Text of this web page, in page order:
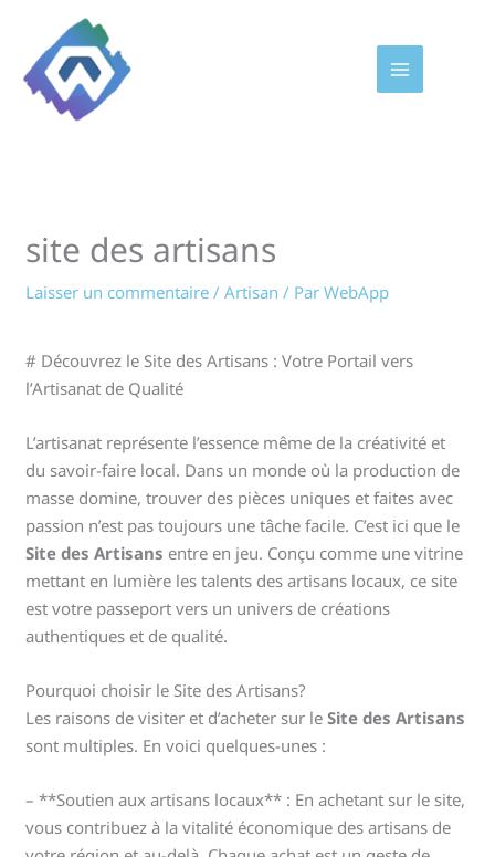
contenu
site des artisans
Laisser un commentaire /Artisan / ParWebApp
# Découvrez le Site des Artisans : Votre Portail vers
l’Artisanat de Qualité
L’artisanat représente l’essence même de la créativité et
du savoir-faire local. Dans un monde où la production de
masse domine, trouver des pièces uniques et faites avec
passion n’est pas toujours une tâche facile. C’est ici que le
Site des Artisans entre en jeu. Conçu comme une vitrine
mettant en lumière les talents des artisans locaux, ce site
est votre passeport vers un univers de créations
authentiques et de qualité.
Pourquoi choisir le Site des Artisans?
Les raisons de visiter et d’acheter sur leSite des Artisans
sont multiples. En voici quelques-unes :
– **Soutien aux artisans locaux** : En achetant sur le site,
vous contribuez à la vitalité économique des artisans de